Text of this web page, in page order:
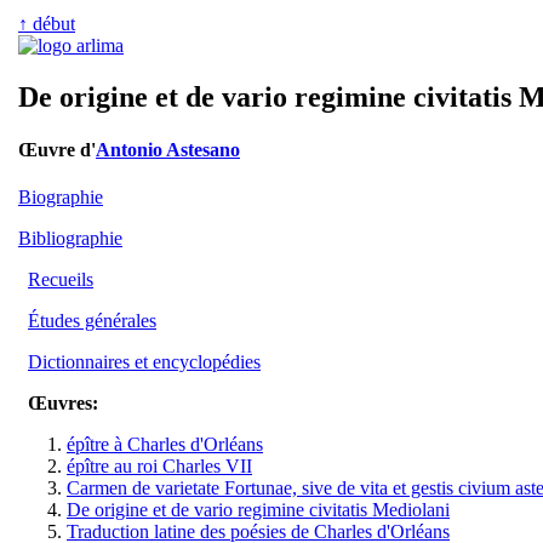
↑ début
De origine et de vario regimine civitatis
Œuvre d'Antonio Astesano
Biographie
Bibliographie
Recueils
Études générales
Dictionnaires et encyclopédies
Œuvres:
épître à Charles d'Orléans
épître au roi Charles VII
Carmen de varietate Fortunae, sive de vita et gestis civium
De origine et de vario regimine civitatis Mediolani
Traduction latine des poésies de Charles d'Orléans